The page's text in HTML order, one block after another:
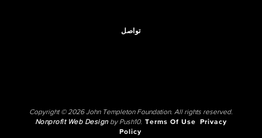
تواصل
Copyright © 2026 John Templeton Foundation. All rights reserved.
Nonprofit Web Designby Push10. Terms Of Use
Privacy
Policy